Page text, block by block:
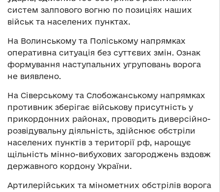
систем залпового вогню по позиціях наших
військ та населених пунктах.
На Волинському та Поліському напрямках
оперативна ситуація без суттєвих змін. Ознак
формування наступальних угруповань ворога
не виявлено.
На Сіверському та Слобожанському напрямках
противник зберігає військову присутність у
прикордонних районах, проводить диверсійно-
розвідувальну діяльність, здійснює обстріли
населених пунктів з території рф, нарощує
щільність мінно-вибухових загороджень вздовж
державного кордону України.
Артилерійських та мінометних обстрілів ворога